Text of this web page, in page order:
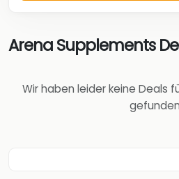
Arena Supplements
Wir haben leider keine Deals